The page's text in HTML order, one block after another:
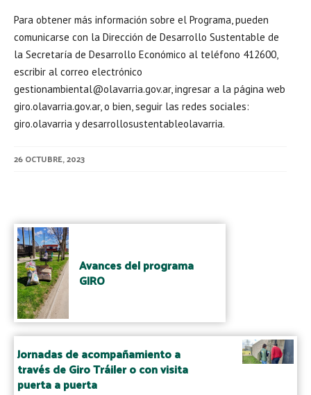
Para obtener más información sobre el Programa, pueden
comunicarse con la Dirección de Desarrollo Sustentable de
la Secretaría de Desarrollo Económico al teléfono 412600,
escribir al correo electrónico
gestionambiental@olavarria.gov.ar, ingresar a la página web
giro.olavarria.gov.ar, o bien, seguir las redes sociales:
giro.olavarria y desarrollosustentableolavarria.
26 OCTUBRE, 2023
Post
navigation
Avances del programa
GIRO
Jornadas de acompañamiento a
través de Giro Tráiler o con visita
puerta a puerta